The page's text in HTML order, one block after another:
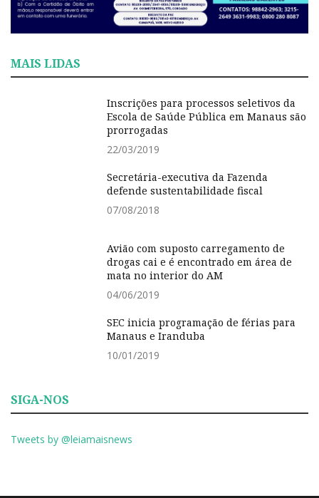
MAIS LIDAS
Inscrições para processos seletivos da
Escola de Saúde Pública em Manaus são
prorrogadas
22/03/2019
Secretária-executiva da Fazenda
defende sustentabilidade fiscal
07/08/2018
Avião com suposto carregamento de
drogas cai e é encontrado em área de
mata no interior do AM
04/06/2019
SEC inicia programação de férias para
Manaus e Iranduba
10/01/2019
SIGA-NOS
Tweets by @leiamaisnews